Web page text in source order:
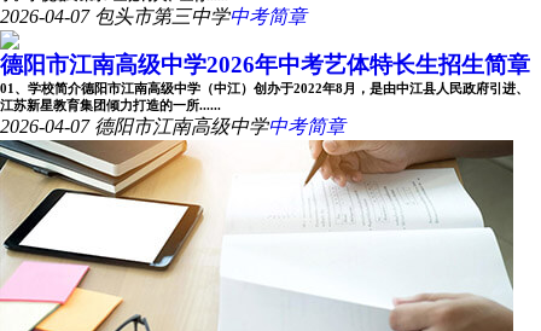
2026-04-07 包头市第三中学中考简章
德阳市江南高级中学2026年中考艺体特长生招生简章
01、学校简介德阳市江南高级中学（中江）创办于2022年8月，是由中江县人民政府引进、
江苏新星教育集团倾力打造的一所......
2026-04-07 德阳市江南高级中学中考简章